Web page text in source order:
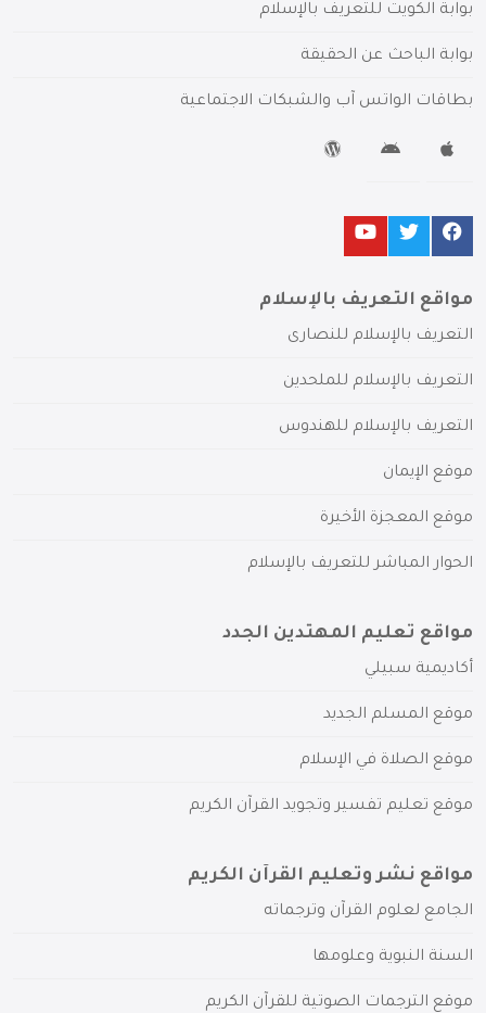
بوابة الكويت للتعريف بالإسلام
بوابة الباحث عن الحقيقة
بطاقات الواتس آب والشبكات الاجتماعية
مواقع التعريف بالإسلام
التعريف بالإسلام للنصارى
التعريف بالإسلام للملحدين
التعريف بالإسلام للهندوس
موقع الإيمان
موقع المعجزة الأخيرة
الحوار المباشر للتعريف بالإسلام
مواقع تعليم المهتدين الجدد
أكاديمية سبيلي
موقع المسلم الجديد
موقع الصلاة في الإسلام
موقع تعليم تفسير وتجويد القرآن الكريم
مواقع نشر وتعليم القرآن الكريم
الجامع لعلوم القرآن وترجماته
السنة النبوية وعلومها
موقع الترجمات الصوتية للقرآن الكريم